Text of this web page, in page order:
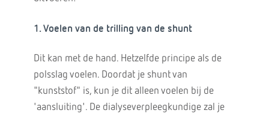
1. Voelen van de trilling van de shunt
Dit kan met de hand. Hetzelfde principe als de
polsslag voelen. Doordat je shunt van
"kunststof" is, kun je dit alleen voelen bij de
'aansluiting'. De dialyseverpleegkundige zal je